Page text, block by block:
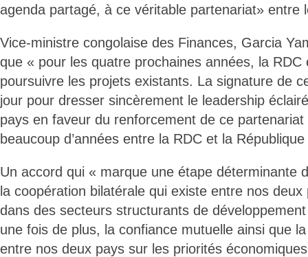
agenda partagé, à ce véritable partenariat» entre
Vice-ministre congolaise des Finances, Garcia
que « pour les quatre prochaines années, la RDC
poursuivre les projets existants. La signature de
jour pour dresser sincèrement le leadership
pays en faveur du renforcement de ce
beaucoup d’années entre la RDC et la
Un accord qui « marque une étape déterminante
la coopération bilatérale qui existe entre nos
dans des secteurs structurants de
une fois de plus, la confiance mutuelle ainsi que
entre nos deux pays sur les priorités